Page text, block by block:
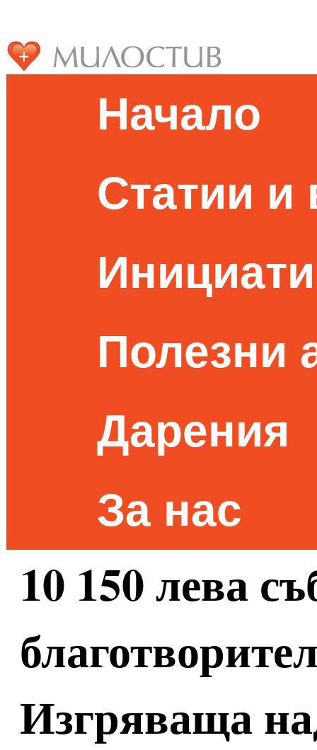
Начало
Статии и
Полезни
Дарения
За нас
10 150 лева
Изгряваща